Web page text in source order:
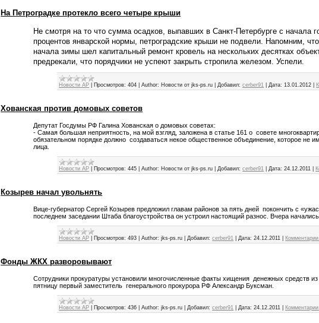
На Петроградке протекло всего четыре крыши
Не смотря на то что сумма осадков, выпавших в Санкт-Петербурге с начала
процентов январской нормы, петроградские крыши не подвели. Напомним,
начала зимы шел капитальный ремонт кровель на нескольких десятках
предрекали, что порядчики не успеют закрыть стропила железом. Успели.
Новости АР Просмотров: 404 |Author: Новости от jks-ps.ru Добавил: cerber91 Дата: 13.01.2012
Хованская против домовых советов
Депутат Госдумы РФ Галина Хованская о домовых советах:
- Самая большая неприятность, на мой взгляд, заложена в статье 161 о совете
обязательном порядке должно создаваться некое общественное объединение, которое не
лица.
Новости АР Просмотров: 445 |Author: Новости от jks-ps.ru Добавил: cerber91 Дата: 24.12.2011
Козырев начал увольнять
Вице-губернатор Сергей Козырев предложил главам районов за пять дней покончить с
последнем заседании Штаба благоустройства он устроил настоящий разнос. Вчера
Новости АР Просмотров: 493 |Author: jks-ps.ru Добавил: cerber91 Дата: 24.12.2011
Фонды ЖКХ разворовывают
Сотрудники прокуратуры установили многочисленные факты хищения денежных средств
пятницу первый заместитель генерального прокурора РФ Александр Буксман.
Новости АР Просмотров: 436 |Author: jks-ps.ru Добавил: cerber91 Дата: 24.12.2011